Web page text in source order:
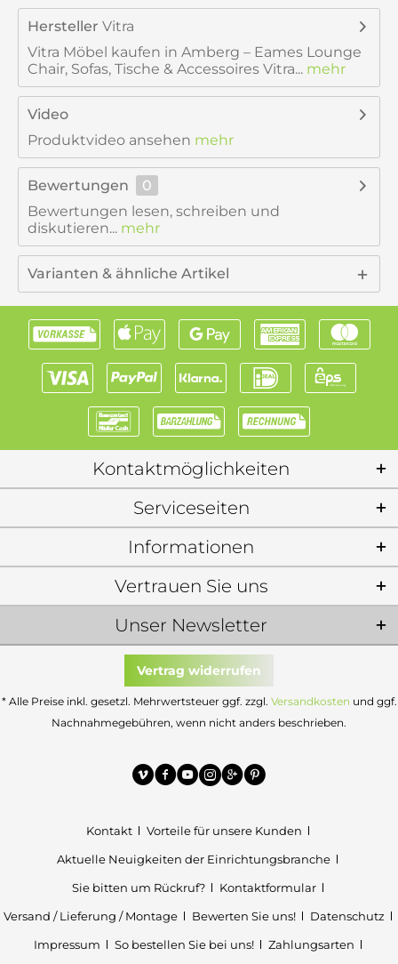
Hersteller Vitra
Vitra Möbel kaufen in Amberg – Eames Lounge
Chair, Sofas, Tische & Accessoires Vitra... mehr
Video
Produktvideo ansehen mehr
Bewertungen
0
Bewertungen lesen, schreiben und
diskutieren... mehr
Varianten & ähnliche Artikel
Kontaktmöglichkeiten
Serviceseiten
Informationen
Unser Newsletter
Vertrauen Sie uns
Vertrag widerrufen
* Alle Preise inkl. gesetzl. Mehrwertsteuer ggf. zzgl. Versandkosten und ggf.
Nachnahmegebühren, wenn nicht anders beschrieben.
Kontakt
Vorteile für unsere Kunden
Aktuelle Neuigkeiten der Einrichtungsbranche
Sie bitten um Rückruf?
Kontaktformular
Versand / Lieferung / Montage
Bewerten Sie uns!
Datenschutz
Impressum
So bestellen Sie bei uns! Zahlungsarten